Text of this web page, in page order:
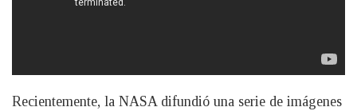
Recientemente, la NASA difundió una serie de imágenes